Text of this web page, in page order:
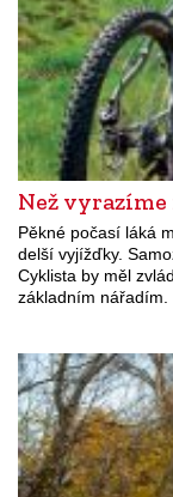
Než vyrazíme
Pěkné počasí láká
delší vyjížďky.
Cyklista by měl
základním nářadím.